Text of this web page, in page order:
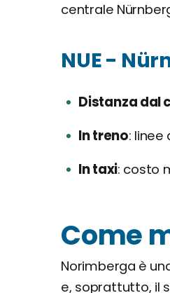
centrale
NUE -
Distanza dal
In treno linee
In taxi costo
Come
Norimberga è
e, soprattutto, il